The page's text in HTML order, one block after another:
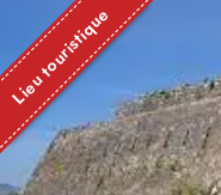
Lieu touristique